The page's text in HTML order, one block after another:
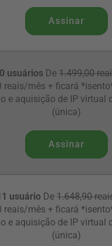
Assinar
usuários De 1.499,00
reais/mês + ficará
e aquisição de IP virtual
(única)
Assinar
usuário De 1.648,90
reais/mês + ficará
e aquisição de IP virtual
(única)